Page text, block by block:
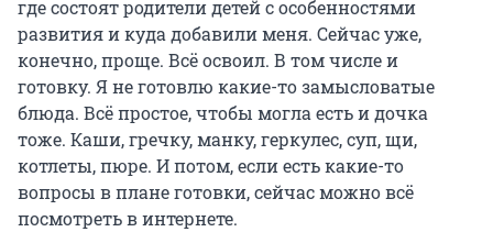
где состоят родители детей с особенностями
развития и куда добавили меня. Сейчас уже,
конечно, проще. Всё освоил. В том числе и
готовку. Я не готовлю какие-то замысловатые
блюда. Всё простое, чтобы могла есть и дочка
тоже. Каши, гречку, манку, геркулес, суп, щи,
котлеты, пюре. И потом, если есть какие-то
вопросы в плане готовки, сейчас можно всё
посмотреть в интернете.